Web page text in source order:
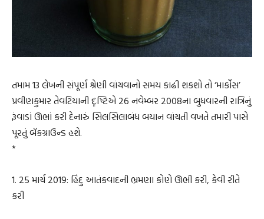
તમામ 13 લેખની સંપૂર્ણ શ્રેણી વાંચવાનો સમય કાઢી શકશો તો ‘માર્કોસ’
પ્રવીણકુમાર તેવટિયાની દૄષ્ટિએ 26 નવેમ્બર 2008ના બુધવારની રાત્રિનું
રૂંવાડાં ઊભાં કરી દેનારું સિલસિલાબંધ બયાન વાંચતી વખતે તમારી પાસે
પૂરતું બૅકગ્રાઉન્ડ હશે.
*
1. 25 માર્ચ 2019: હિંદુ આતંકવાદની ભ્રમણા કોણે ઊભી કરી, કેવી રીતે
કરી